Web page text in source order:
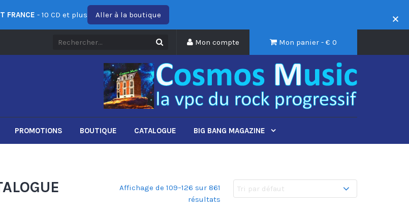
Mon panier - € 0
Mon compte
PROMOTIONS BOUTIQUE CATALOGUE BIG BANG MAGAZINE
Affichage de 109–126 sur 861
résultats
FRANCE - 10 CD et plus Aller à la boutique